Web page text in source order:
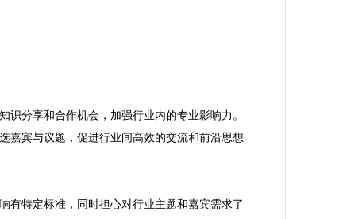
分享和合作机会，加强行业内的专业影响力。
嘉宾与议题，促进行业间高效的交流和前沿思想
有特定标准，同时担心对行业主题和嘉宾需求了